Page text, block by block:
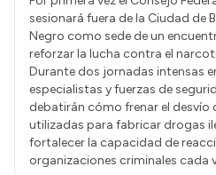
Login
sesionará fuera de la Ciudad de
Negro como sede de un
reforzar la lucha contra el
Durante dos jornadas intensas
especialistas y fuerzas de
debatirán cómo frenar el desvío
utilizadas para fabricar drogas
fortalecer la capacidad de
organizaciones criminales cada